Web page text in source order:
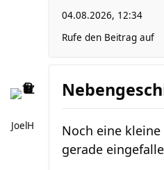
04.08.2026, 12:34
Rufe den Beitrag auf
JoelH
Noch eine
gerade